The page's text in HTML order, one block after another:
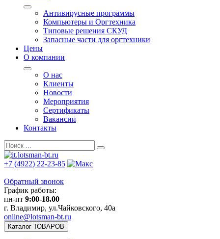
Антивирусные программы
Компьютеры и Оргтехника
Типовые решения СКУД
Запасные части для оргтехники
Цены
О компании
О нас
Клиенты
Новости
Мероприятия
Сертификаты
Вакансии
Контакты
+7 (4922) 22-23-85
Обратный звонок
График работы:
пн-пт 9:00-18.00
г. Владимир, ул.Чайковского, 40а
online@lotsman-bt.ru
Каталог ТОВАРОВ